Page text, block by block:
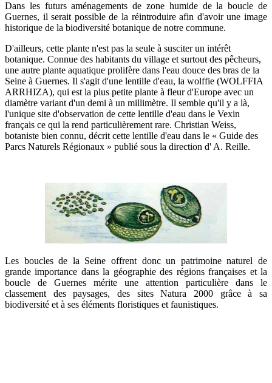
Dans les futurs aménagements de zone humide de la boucle de
Guernes, il serait possible de la réintroduire afin d'avoir une image
historique de la biodiversité botanique de notre commune.
D'ailleurs, cette plante n'est pas la seule à susciter un intérêt
botanique. Connue des habitants du village et surtout des pêcheurs,
une autre plante aquatique prolifère dans l'eau douce des bras de la
Seine à Guernes. Il s'agit d'une lentille d'eau, la wolffie (WOLFFIA
ARRHIZA), qui est la plus petite plante à fleur d'Europe avec un
diamètre variant d'un demi à un millimètre. Il semble qu'il y a là,
l'unique site d'observation de cette lentille d'eau dans le Vexin
français ce qui la rend particulièrement rare. Christian Weiss,
botaniste bien connu, décrit cette lentille d'eau dans le « Guide des
Parcs Naturels Régionaux » publié sous la direction d' A. Reille.
Les boucles de la Seine offrent donc un patrimoine naturel de
grande importance dans la géographie des régions françaises et la
boucle de Guernes mérite une attention particulière dans le
classement des paysages, des sites Natura 2000 grâce à sa
biodiversité et à ses éléments floristiques et faunistiques.